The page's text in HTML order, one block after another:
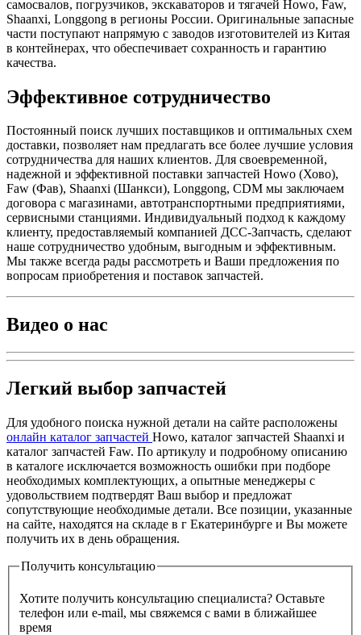
самосвалов, погрузчиков, экскаваторов и тягачей Howo, Faw,
Shaanxi, Longgong в регионы России. Оригинальные запасные
части поступают напрямую с заводов изготовителей из Китая
в контейнерах, что обеспечивает сохранность и гарантию
качества.
Эффективное сотрудничество
Постоянный поиск лучших поставщиков и оптимальных схем
доставки, позволяет нам предлагать все более лучшие условия
сотрудничества для наших клиентов. Для своевременной,
надежной и эффективной поставки запчастей Howo (Хово),
Faw (Фав), Shaanxi (Шанкси), Longgong, CDM мы заключаем
договора с магазинами, автотранспортными предприятиями,
сервисными станциями. Индивидуальный подход к каждому
клиенту, предоставляемый компанией ДСС-Запчасть, сделают
наше сотрудничество удобным, выгодным и эффективным.
Мы также всегда рады рассмотреть и Ваши предложения по
вопросам приобретения и поставок запчастей.
Видео о нас
Легкий выбор запчастей
Для удобного поиска нужной детали на сайте расположены
онлайн каталог запчастей Howo, каталог запчастей Shaanxi и
каталог запчастей Faw. По артикулу и подробному описанию
в каталоге исключается возможность ошибки при подборе
необходимых комплектующих, а опытные менеджеры с
удовольствием подтвердят Ваш выбор и предложат
сопутствующие необходимые детали. Все позиции, указанные
на сайте, находятся на складе в г Екатеринбурге и Вы можете
получить их в день обращения.
Получить консультацию
Хотите получить консультацию специалиста? Оставьте
телефон или e-mail, мы свяжемся с вами в ближайшее
время